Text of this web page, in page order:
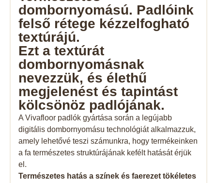
dombornyomású. Padlóink ​​
felső rétege kézzelfogható
textúrájú.
Ezt a textúrát
dombornyomásnak
nevezzük, és élethű
megjelenést és tapintást
kölcsönöz padlójának.
A Vivafloor padlók gyártása során a legújabb
digitális dombornyomásu technológiát alkalmazzuk,
amely lehetővé teszi számunkra, hogy termékeinken
a fa természetes struktúrájának kefélt hatását érjük
el.
Természetes hatás a színek és faerezet tökéletes